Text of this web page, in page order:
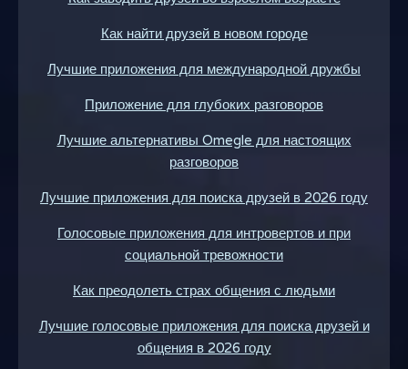
Как найти друзей в новом городе
Лучшие приложения для международной дружбы
Приложение для глубоких разговоров
Лучшие альтернативы Omegle для настоящих
разговоров
Лучшие приложения для поиска друзей в 2026 году
Голосовые приложения для интровертов и при
социальной тревожности
Как преодолеть страх общения с людьми
Лучшие голосовые приложения для поиска друзей и
общения в 2026 году